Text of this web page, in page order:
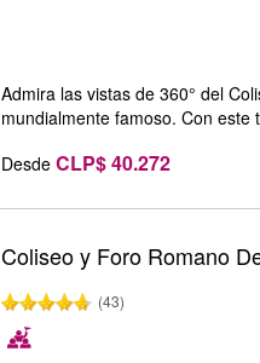
Admira las vistas de 360° del
mundialmente famoso. Con
Desde CLP$ 40.272
Coliseo y Foro Romano
(43)